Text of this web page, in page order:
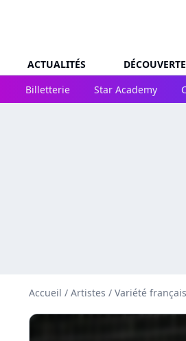
ACTUALITÉS
Billetterie
Star Academy
Accueil / Artistes / Variété